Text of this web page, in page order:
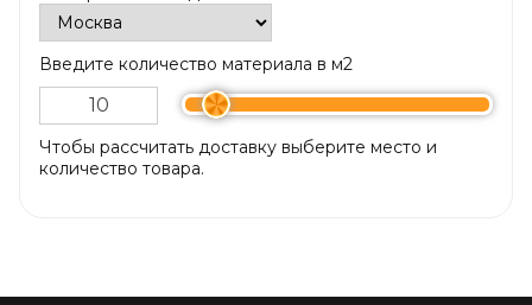
Введите количество материала в м2
Чтобы рассчитать доставку выберите место и
количество товара.